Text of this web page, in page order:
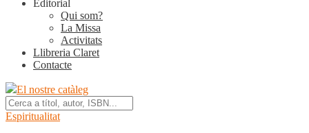
Editorial
Qui som?
La Missa
Activitats
Llibreria Claret
Contacte
El nostre catàleg
Espiritualitat